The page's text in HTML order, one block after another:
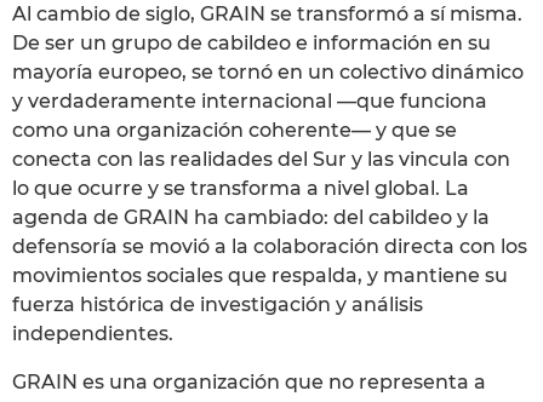
Al cambio de siglo, GRAIN se transformó a sí misma.
De ser un grupo de cabildeo e información en su
mayoría europeo, se tornó en un colectivo dinámico
y verdaderamente internacional —que funciona
como una organización coherente— y que se
conecta con las realidades del Sur y las vincula con
lo que ocurre y se transforma a nivel global. La
agenda de GRAIN ha cambiado: del cabildeo y la
defensoría se movió a la colaboración directa con los
movimientos sociales que respalda, y mantiene su
fuerza histórica de investigación y análisis
independientes.
GRAIN es una organización que no representa a